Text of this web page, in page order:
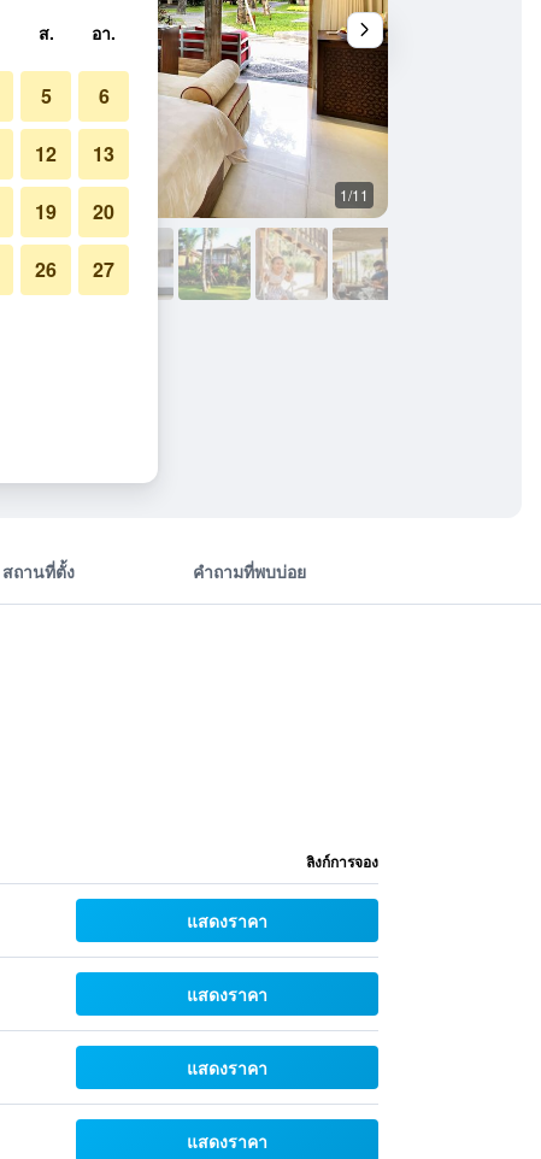
1/11
สถานที่ตั้ง คำถามที่พบบ่อย
ลิงก์การจอง
แสดงราคา
แสดงราคา
แสดงราคา
แสดงราคา
ส. อา.
5 6
12 13
19 20
26 27